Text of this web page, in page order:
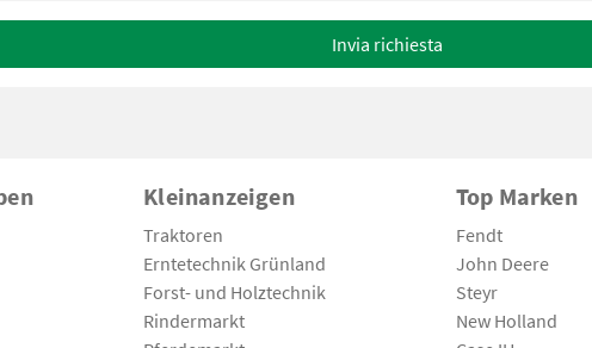
Invia richiesta
Kleinanzeigen
Traktoren
Erntetechnik Grünland
Forst- und Holztechnik
Rindermarkt
Top Marken
Fendt
John Deere
Steyr
New Holland